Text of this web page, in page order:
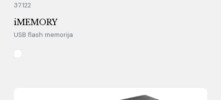
37.122
iMEMORY
USB flash memorija